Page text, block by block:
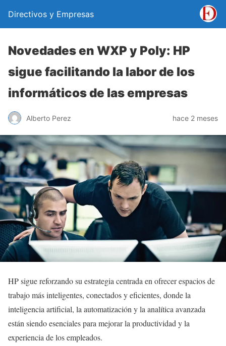
Directivos y Empresas
Novedades en WXP y Poly: HP
sigue facilitando la labor de los
informáticos de las empresas
Alberto Perez hace 2 meses
HP sigue reforzando su estrategia centrada en ofrecer espacios de
trabajo más inteligentes, conectados y eficientes, donde la
inteligencia artificial, la automatización y la analítica avanzada
están siendo esenciales para mejorar la productividad y la
experiencia de los empleados.